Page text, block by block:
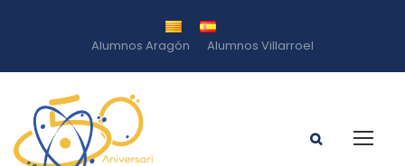
Alumnos Aragón Alumnos Villarroel